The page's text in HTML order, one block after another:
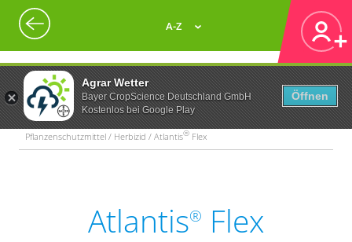
Agrar Wetter
Bayer CropScience Deutschland GmbH
Kostenlos bei Google Play
Öffnen
A-Z
Pflanzenschutzmittel / Herbizid / Atlantis® Flex
Atlantis® Flex